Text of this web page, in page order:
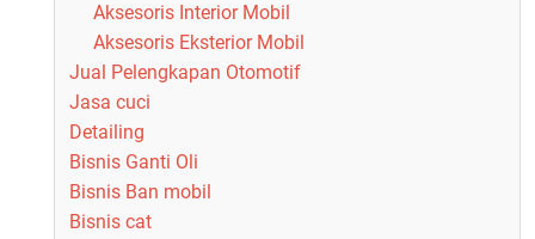
Aksesoris Interior Mobil
Aksesoris Eksterior Mobil
Jual Pelengkapan Otomotif
Jasa cuci
Detailing
Bisnis Ganti Oli
Bisnis Ban mobil
Bisnis cat